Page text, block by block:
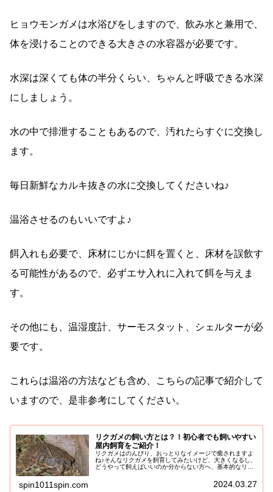
ヒョウモンガメは水浴びをしますので、飲み水と兼用で、
体を浸けることのできる大きさの水容器が必要です。
水深は深くても体の半分くらい、ちゃんと呼吸できる水深
にしましょう。
水の中で排泄することもあるので、汚れたらすぐに交換し
ます。
毎日新鮮なカルキ抜きの水に交換してくださいね♪
温浴させるのもいいですよ♪
餌入れも必要で、床材にじかに餌を置くと、床材を誤飲す
る可能性があるので、必ずエサ入れに入れて餌を与えま
す。
その他にも、温湿度計、サーモスタット、シェルターが必
要です。
これらは温浴の方法なども含め、こちらの記事で紹介して
いますので、是非参考にしてください。
リクガメの飼い方とは？！初心者でも飼いやすい
屋内飼育をご紹介！
リクガメはのんびり、おっとりなイメージで癒されますよ
ね♪そんなリクガメを飼育してみたいけど、大きくなるし、
どうやって飼えばいいのか分からない方へ、基本的なリク
spin1011spin.com 2024.03.27